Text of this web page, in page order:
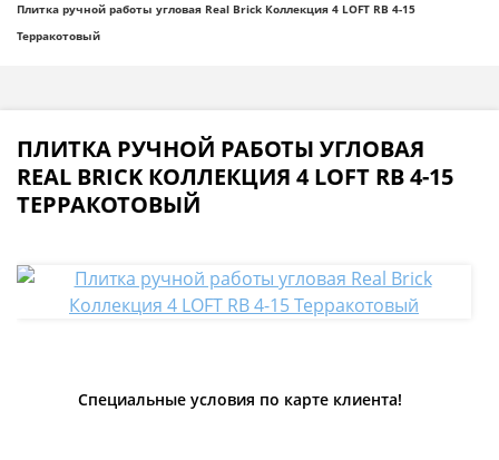
Плитка ручной работы угловая Real Brick Коллекция 4 LOFT RB 4-15
Терракотовый
ПЛИТКА РУЧНОЙ РАБОТЫ УГЛОВАЯ
REAL BRICK КОЛЛЕКЦИЯ 4 LOFT RB 4-15
ТЕРРАКОТОВЫЙ
Специальные условия по карте клиента!